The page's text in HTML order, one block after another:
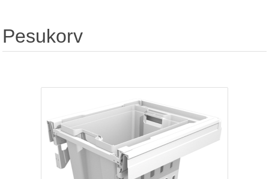
Pesukorv